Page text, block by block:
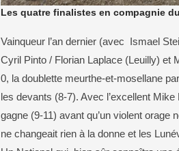
Les quatre finalistes en compagnie
Vainqueur l’an dernier (avec Ismael
Cyril Pinto / Florian Laplace (Leuilly) et
0, la doublette meurthe-et-mosellane
les devants (8-7). Avec l’excellent
gagne (9-11) avant qu’un violent orage
ne changeait rien à la donne et les